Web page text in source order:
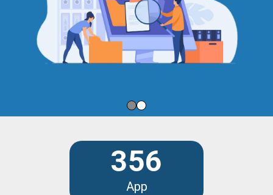
356
App